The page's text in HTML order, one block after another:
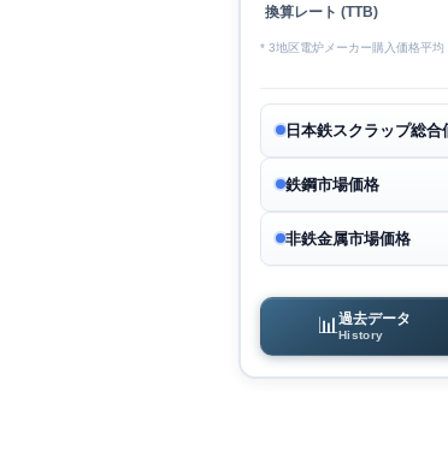
換算レート (TTB)
* 3地区電炉メーカー購入価格平均
日本鉄スクラップ総合
鉄鋼市場価格
非鉄金属市場価格
📊 過去データ
History